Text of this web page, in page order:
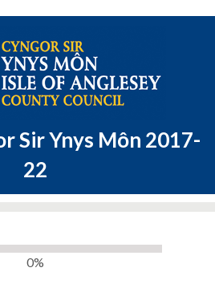
Sir Ynys Môn 2017-
22
0%